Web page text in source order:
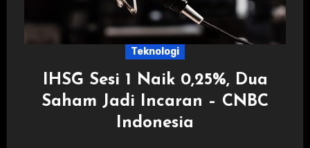
Teknologi
IHSG Sesi 1 Naik 0,25%, Dua
Saham Jadi Incaran – CNBC
Indonesia